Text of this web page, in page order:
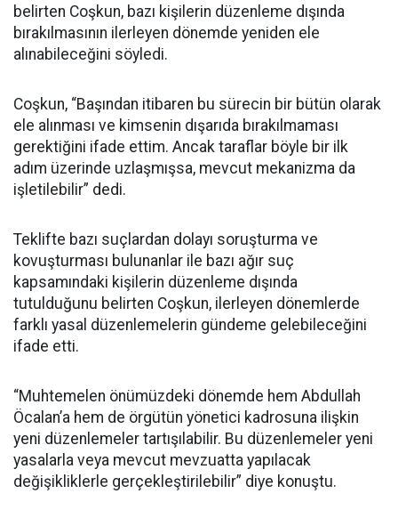
belirten Coşkun, bazı kişilerin düzenleme dışında
bırakılmasının ilerleyen dönemde yeniden ele
alınabileceğini söyledi.
Coşkun, “Başından itibaren bu sürecin bir bütün olarak
ele alınması ve kimsenin dışarıda bırakılmaması
gerektiğini ifade ettim. Ancak taraflar böyle bir ilk
adım üzerinde uzlaşmışsa, mevcut mekanizma da
işletilebilir” dedi.
Teklifte bazı suçlardan dolayı soruşturma ve
kovuşturması bulunanlar ile bazı ağır suç
kapsamındaki kişilerin düzenleme dışında
tutulduğunu belirten Coşkun, ilerleyen dönemlerde
farklı yasal düzenlemelerin gündeme gelebileceğini
ifade etti.
“Muhtemelen önümüzdeki dönemde hem Abdullah
Öcalan’a hem de örgütün yönetici kadrosuna ilişkin
yeni düzenlemeler tartışılabilir. Bu düzenlemeler yeni
yasalarla veya mevcut mevzuatta yapılacak
değişikliklerle gerçekleştirilebilir” diye konuştu.